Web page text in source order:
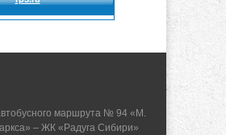
маршрута № 94 «М.
– ЖК «Радуга Сибири»